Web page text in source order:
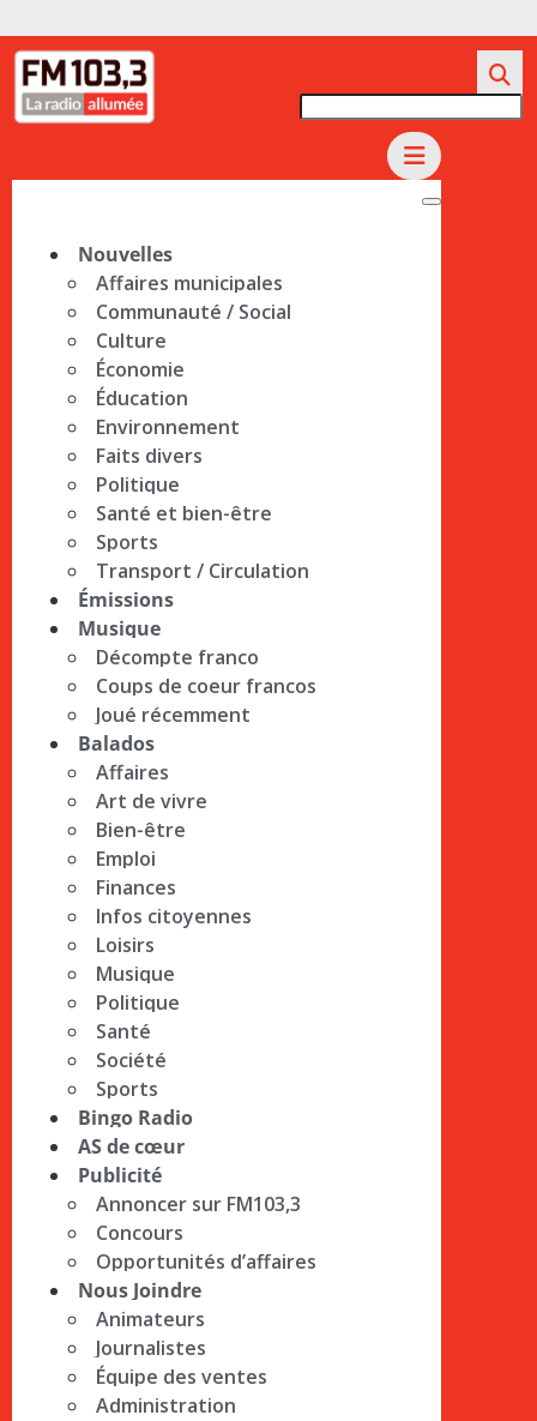
Nouvelles
Affaires municipales
Communauté / Social
Culture
Économie
Éducation
Environnement
Faits divers
Politique
Santé et bien-être
Sports
Transport / Circulation
Émissions
Musique
Décompte franco
Coups de coeur francos
Joué récemment
Balados
Affaires
Art de vivre
Bien-être
Emploi
Finances
Infos citoyennes
Loisirs
Musique
Politique
Santé
Société
Sports
Bingo Radio
AS de cœur
Publicité
Annoncer sur FM103,3
Concours
Opportunités d’affaires
Nous Joindre
Animateurs
Journalistes
Équipe des ventes
Administration